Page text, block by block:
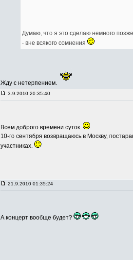
Думаю, что я это сделаю немного
- вне всякого сомнения
Жду с нетерпением.
3.9.2010 20:35:40
Всем доброго времени суток.
10-го сентября возвращаюсь в Москву,
участниках.
21.9.2010 01:35:24
А концерт вообще будет?